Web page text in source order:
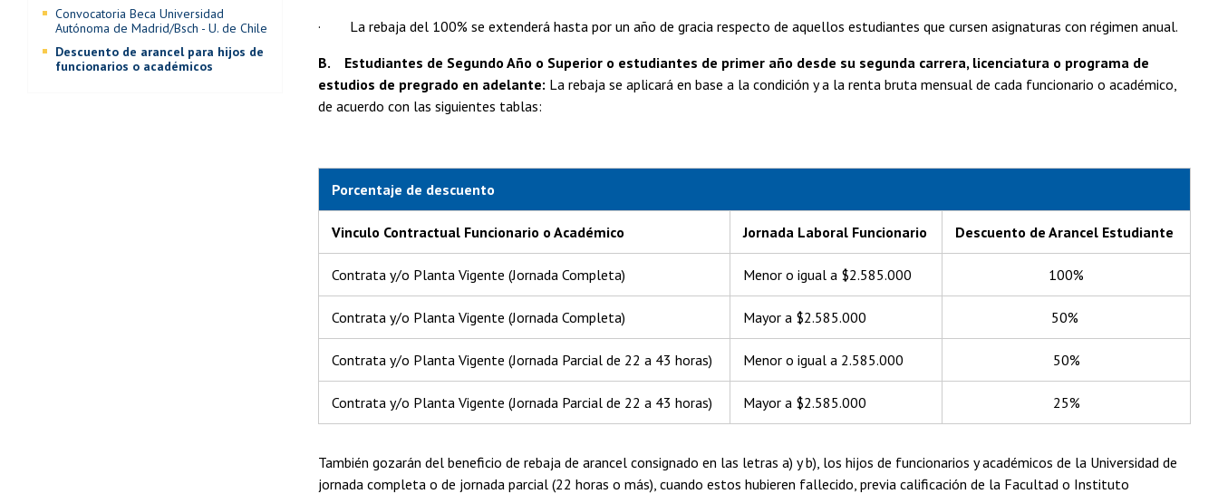
· La rebaja del 100% se extenderá hasta por un año de gracia respecto de aquellos estudiantes que cursen asignaturas con régimen anual.
B. Estudiantes de Segundo Año o Superior o estudiantes de primer año desde su segunda carrera, licenciatura o programa de
estudios de pregrado en adelante: La rebaja se aplicará en base a la condición y a la renta bruta mensual de cada funcionario o académico,
de acuerdo con las siguientes tablas:
Porcentaje de descuento
Vinculo Contractual Funcionario o Académico Jornada Laboral Funcionario Descuento de Arancel Estudiante
Contrata y/o Planta Vigente (Jornada Completa) Menor o igual a $2.585.000 100%
Contrata y/o Planta Vigente (Jornada Completa) Mayor a $2.585.000 50%
Contrata y/o Planta Vigente (Jornada Parcial de 22 a 43 horas) Menor o igual a 2.585.000 50%
Contrata y/o Planta Vigente (Jornada Parcial de 22 a 43 horas) Mayor a $2.585.000 25%
También gozarán del beneficio de rebaja de arancel consignado en las letras a) y b), los hijos de funcionarios y académicos de la Universidad de
jornada completa o de jornada parcial (22 horas o más), cuando estos hubieren fallecido, previa calificación de la Facultad o Instituto
Convocatoria Beca Universidad
Autónoma de Madrid/Bsch - U. de Chile
Descuento de arancel para hijos de
funcionarios o académicos